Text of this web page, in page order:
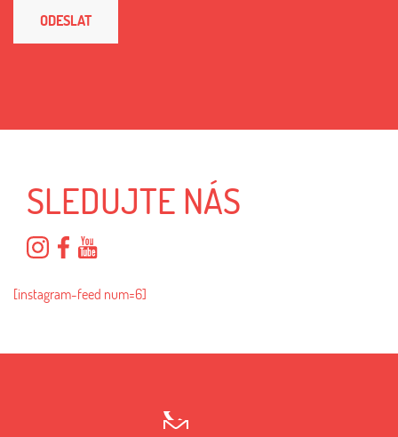
ODESLAT
SLEDUJTE NÁS
[instagram-feed num=6]